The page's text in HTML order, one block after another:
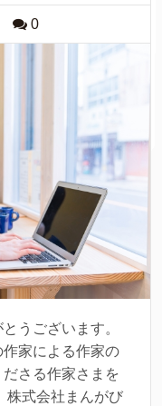
0
うございます。
家による作家の
さる作家さまを
株式会社まんがび